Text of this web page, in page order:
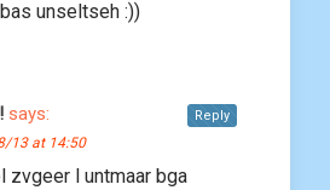
unseltseh :))
says:
13 at 14:50
zvgeer l untmaar bga
Reply